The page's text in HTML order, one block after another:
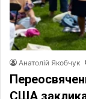
Анатолій Якобчук
США